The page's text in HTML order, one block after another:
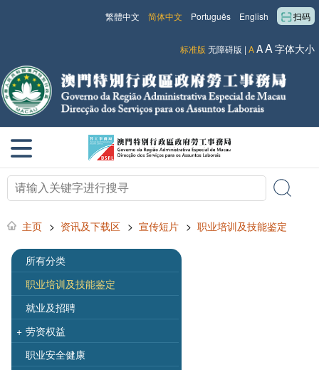
扫码
English
Português
简体中文
繁體中文
标准版 无障碍版 | AAA字体大小
主页 > 资讯及下载区 > 宣传短片 > 职业培训及技能鉴定
所有分类
职业培训及技能鉴定
就业及招聘
+ 劳资权益
职业安全健康